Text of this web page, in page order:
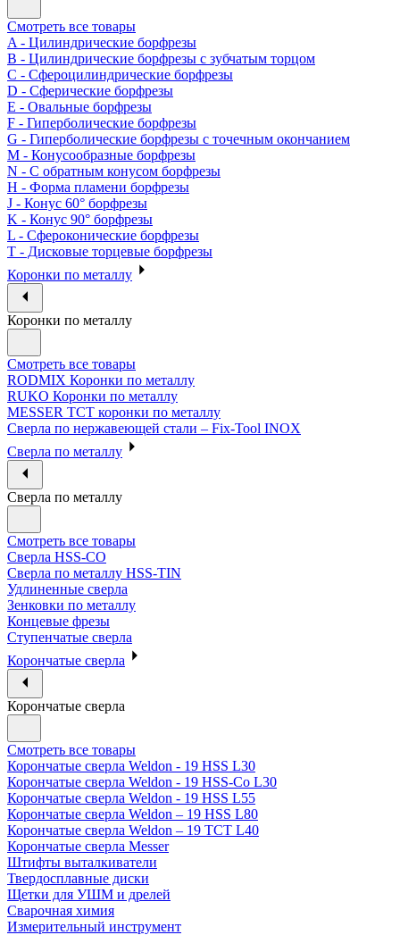
Смотреть все товары
A - Цилиндрические борфрезы
B - Цилиндрические борфрезы с зубчатым торцом
C - Сфероцилиндрические борфрезы
D - Сферические борфрезы
E - Овальные борфрезы
F - Гиперболические борфрезы
G - Гиперболические борфрезы с точечным окончанием
M - Конусообразные борфрезы
N - С обратным конусом борфрезы
H - Форма пламени борфрезы
J - Конус 60° борфрезы
K - Конус 90° борфрезы
L - Сфероконические борфрезы
T - Дисковые торцевые борфрезы
Коронки по металлу
Коронки по металлу
Смотреть все товары
RODMIX Коронки по металлу
RUKO Коронки по металлу
MESSER ТСТ коронки по металлу
Сверла по нержавеющей стали – Fix-Tool INOX
Сверла по металлу
Сверла по металлу
Смотреть все товары
Сверла HSS-CO
Сверла по металлу HSS-TIN
Удлиненные сверла
Зенковки по металлу
Концевые фрезы
Ступенчатые сверла
Корончатые сверла
Корончатые сверла
Смотреть все товары
Корончатые сверла Weldon - 19 HSS L30
Корончатые сверла Weldon - 19 HSS-Co L30
Корончатые сверла Weldon - 19 HSS L55
Корончатые сверла Weldon – 19 HSS L80
Корончатые сверла Weldon – 19 TCT L40
Корончатые сверла Messer
Штифты выталкиватели
Твердосплавные диски
Щетки для УШМ и дрелей
Сварочная химия
Измерительный инструмент